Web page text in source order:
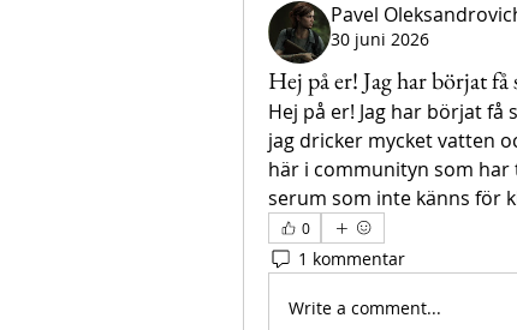
Pavel
30 juni 2026
Hej på er! Jag har börjat
Hej på er! Jag har börjat
jag dricker mycket vatten
här i communityn som
serum som inte känns för
0
1 kommentar
Write a comment...